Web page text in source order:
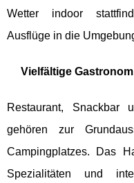
Wetter indoor
Ausflüge in die
Vielfältige
Restaurant, Snackbar
gehören zur
Campingplatzes. Das
Spezialitäten und